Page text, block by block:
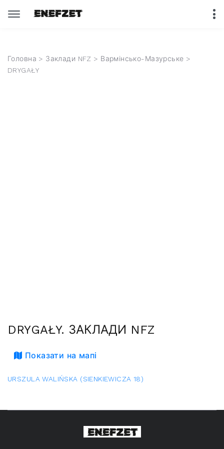
Головна > Заклади NFZ > Вармінсько-Мазурське >
DRYGAŁY
DRYGAŁY. ЗАКЛАДИ NFZ
Показати на мапі
URSZULA WALIŃSKA (SIENKIEWICZA 18)